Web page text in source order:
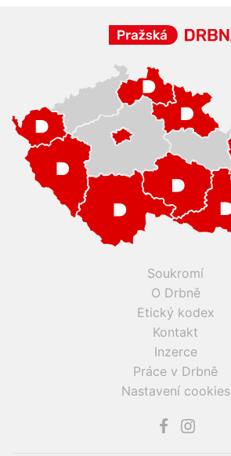
Soukromí
O Drbně
Etický kodex
Kontakt
Inzerce
Práce v Drbně
Nastavení cookies